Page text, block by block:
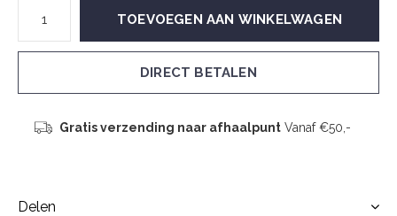
TOEVOEGEN AAN WINKELWAGEN
DIRECT BETALEN
Gratis verzending naar afhaalpuntVanaf €50,-
Delen